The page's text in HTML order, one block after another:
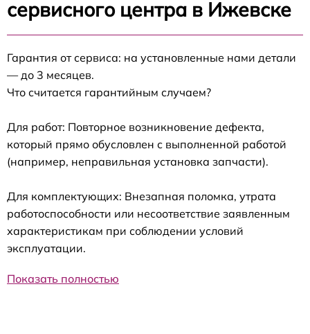
сервисного центра в Ижевске
Гарантия от сервиса: на установленные нами детали
— до 3 месяцев.
Что считается гарантийным случаем?
Для работ: Повторное возникновение дефекта,
который прямо обусловлен с выполненной работой
(например, неправильная установка запчасти).
Для комплектующих: Внезапная поломка, утрата
работоспособности или несоответствие заявленным
характеристикам при соблюдении условий
эксплуатации.
Показать полностью